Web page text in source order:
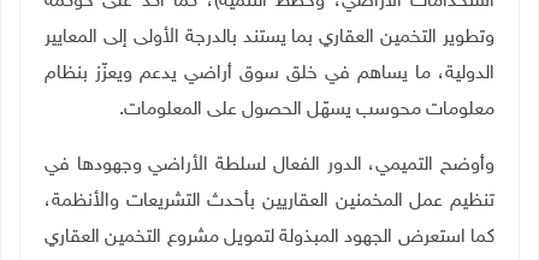
وتطوير التخمين العقاري بما يستند بالدرجة الأولى إلى المعايير
الدولية، ما يساهم في خلق سوق أراضي يدعم ويعزّز بنظام
معلومات محوسب يسهّل الحصول على المعلومات.
وأوضح التميمي، الدور الفعال لسلطة الأراضي وجهودها في
تنظيم عمل المخمنين العقاريين بأحدث التشريعات والأنظمة،
كما استعرض الجهود المبذولة لتمويل مشروع التخمين العقاري